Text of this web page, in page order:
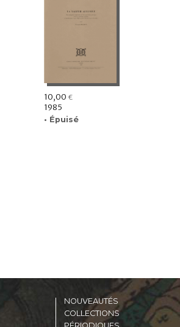
10,00 €
1985
• Épuisé
NOUVEAUTÉS
COLLECTIONS